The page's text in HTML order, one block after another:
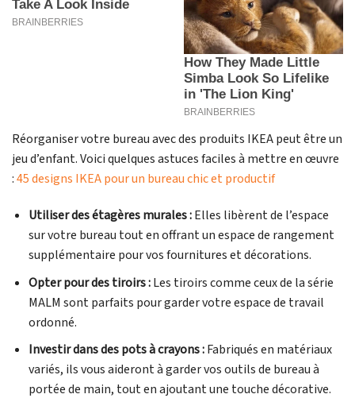
Réorganiser votre bureau avec des produits IKEA peut être un
jeu d’enfant. Voici quelques astuces faciles à mettre en œuvre
:45 designs IKEA pour un bureau chic et productif
Utiliser des étagères murales :Elles libèrent de l’espace
sur votre bureau tout en offrant un espace de rangement
supplémentaire pour vos fournitures et décorations.
Opter pour des tiroirs :Les tiroirs comme ceux de la série
MALM sont parfaits pour garder votre espace de travail
ordonné.
Investir dans des pots à crayons :Fabriqués en matériaux
variés, ils vous aideront à garder vos outils de bureau à
portée de main, tout en ajoutant une touche décorative.